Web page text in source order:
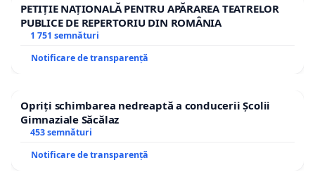
PETIȚIE NAȚIONALĂ PENTRU APĂRAREA TEATRELOR
PUBLICE DE REPERTORIU DIN ROMÂNIA
1 751 semnături
Notificare de transparență
Opriți schimbarea nedreaptă a conducerii Școlii
Gimnaziale Săcălaz
453 semnături
Notificare de transparență